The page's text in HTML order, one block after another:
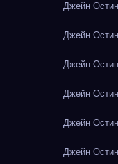
Джейн
Джейн
Джейн
Джейн
Джейн
Джейн